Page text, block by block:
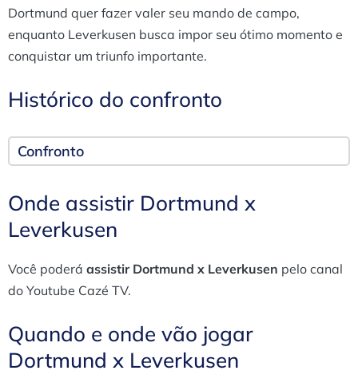
Dortmund quer fazer valer seu mando de campo,
enquanto Leverkusen busca impor seu ótimo momento e
conquistar um triunfo importante.
Histórico do confronto
Confronto
Onde assistir Dortmund x
Leverkusen
Você poderá assistir Dortmund x Leverkusen pelo canal
do Youtube Cazé TV.
Quando e onde vão jogar
Dortmund x Leverkusen